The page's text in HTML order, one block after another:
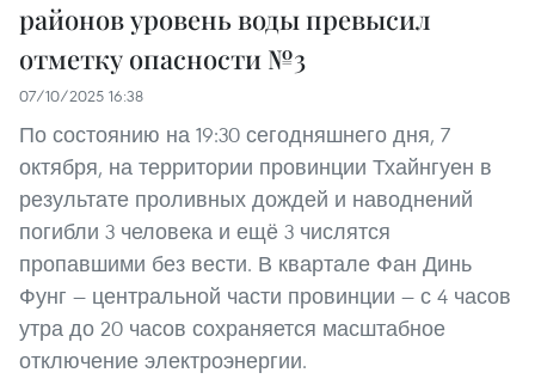
районов уровень воды превысил
отметку опасности №3
07/10/2025 16:38
По состоянию на 19:30 сегодняшнего дня, 7
октября, на территории провинции Тхайнгуен в
результате проливных дождей и наводнений
погибли 3 человека и ещё 3 числятся
пропавшими без вести. В квартале Фан Динь
Фунг — центральной части провинции — с 4 часов
утра до 20 часов сохраняется масштабное
отключение электроэнергии.